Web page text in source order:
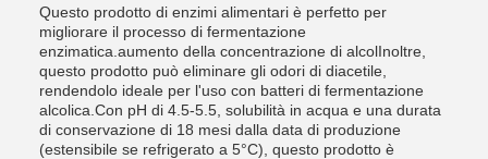
Questo prodotto di enzimi alimentari è perfetto per
migliorare il processo di fermentazione
enzimatica.aumento della concentrazione di alcolInoltre,
questo prodotto può eliminare gli odori di diacetile,
rendendolo ideale per l'uso con batteri di fermentazione
alcolica.Con pH di 4.5-5.5, solubilità in acqua e una durata
di conservazione di 18 mesi dalla data di produzione
(estensibile se refrigerato a 5°C), questo prodotto è